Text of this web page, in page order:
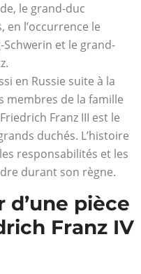
le grand-duc
en l’occurrence le
et le grand-
en Russie suite à la
membres de la famille
Franz III est le
duchés. L’histoire
responsabilités et les
durant son règne.
d’une pièce
Franz IV